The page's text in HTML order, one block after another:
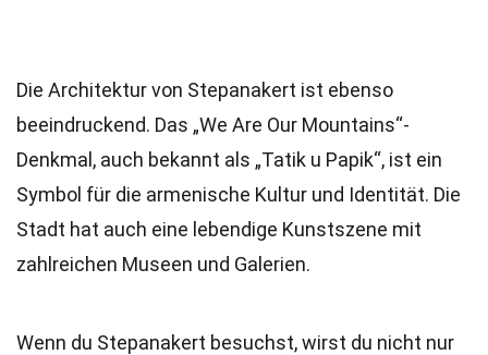
Die Architektur von Stepanakert ist ebenso
beeindruckend. Das „We Are Our Mountains“-
Denkmal, auch bekannt als „Tatik u Papik“, ist ein
Symbol für die armenische Kultur und Identität. Die
Stadt hat auch eine lebendige Kunstszene mit
zahlreichen Museen und Galerien.
Wenn du Stepanakert besuchst, wirst du nicht nur